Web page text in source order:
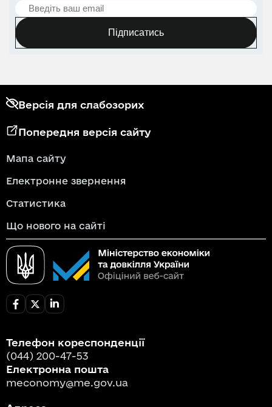
Підписатись
Версія для слабозорих
Попередня версія сайту
Мапа сайту
Електронне звернення
Статистика
Що нового на сайті
Телефон кореспонденції
(044) 200-47-53
Електронна пошта
meconomy@me.gov.ua